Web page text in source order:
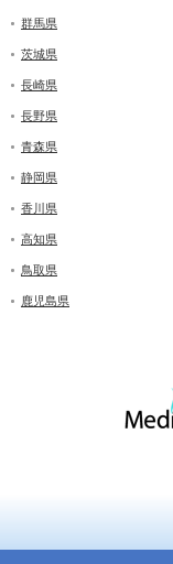
群馬県
茨城県
長崎県
長野県
青森県
静岡県
香川県
高知県
鳥取県
鹿児島県